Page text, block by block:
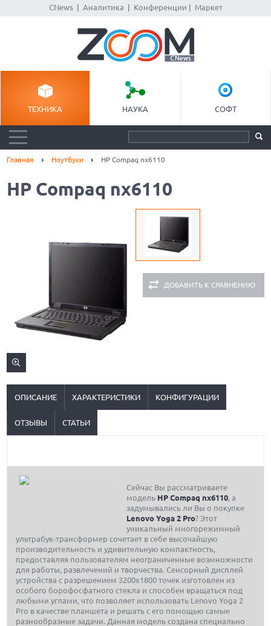
CNews| Аналитика Конференции Маркет
ТЕХНИКА НАУКА СОФТ
Главная Ноутбуки HP Compaq nx6110
HP Compaq nx6110
ДОБАВИТЬ К СРАВНЕНИЮ
ОПИСАНИЕ ХАРАКТЕРИСТИКИ КОНФИГУРАЦИИ
ОТЗЫВЫ СТАТЬИ
Сейчас Вы рассматриваете
модель HP Compaq nx6110, а
задумывались ли Вы о покупке
Lenovo Yoga 2 Pro? Этот
уникальный многорежимный
ультрабук-трансформер сочетает в себе высочайшую
производительность и удивительную компактность,
предоставляя пользователям неограниченные возмножности
для работы, развлечений и творчества. Сенсорный дисплей
устройства с разрешением 3200х1800 точек изготовлен из
особого борофосфатного стекла и способен вращаться под
любыми углами, что позволяет использовать Lenovo Yoga 2
Pro в качестве планшета и решать с его помощью самые
разнообразные задачи. Данная модель создана специально